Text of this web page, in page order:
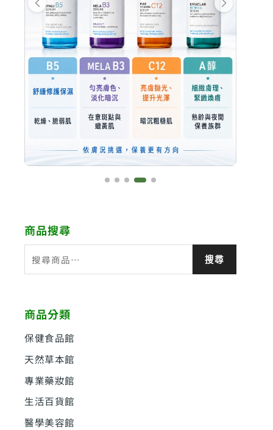
商品搜尋
尋
字
:
搜尋
商品分類
保健食品館
天然草本館
專業藥妝館
生活百貨館
醫學美容館